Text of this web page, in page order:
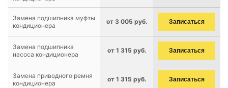
Замена подшипника муфты
кондиционера
от 3 005 руб. Записаться
Замена подшипника
насоса кондиционера
от 1 315 руб. Записаться
Замена приводного ремня
кондиционера
от 1 315 руб. Записаться